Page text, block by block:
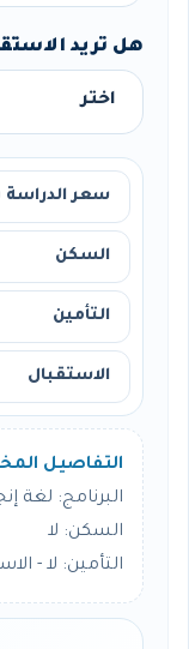
هل تريد
سعر
السكن
التأمين
الاستقبال
التفاصيل
البرنامج: لغة
السكن: لا
التأمين: لا -